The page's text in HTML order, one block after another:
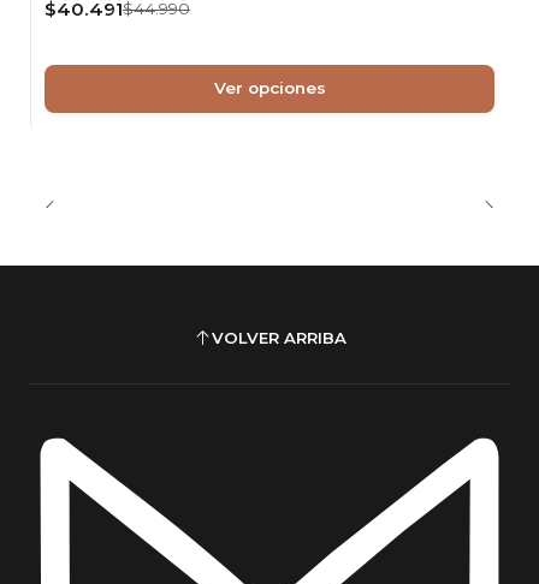
$40.491$44.990
Ver opciones
VOLVER ARRIBA